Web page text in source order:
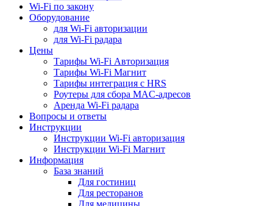
Wi-Fi по закону
Оборудование
для Wi-Fi авторизации
для Wi-Fi радара
Цены
Тарифы Wi-Fi Авторизация
Тарифы Wi-Fi Магнит
Тарифы интеграция с HRS
Роутеры для сбора MAC-адресов
Аренда Wi-Fi радара
Вопросы и ответы
Инструкции
Инструкции Wi-Fi авторизация
Инструкции Wi-Fi Магнит
Информация
База знаний
Для гостиниц
Для ресторанов
Для медицины